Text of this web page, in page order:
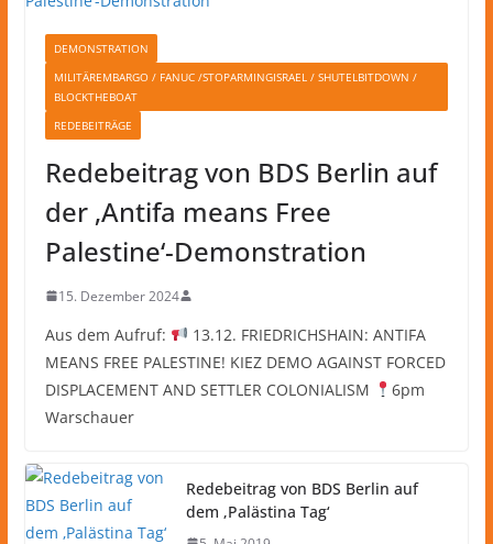
DEMONSTRATION
MILITÄREMBARGO / FANUC /STOPARMINGISRAEL / SHUTELBITDOWN /
BLOCKTHEBOAT
REDEBEITRÄGE
Redebeitrag von BDS Berlin auf
der ‚Antifa means Free
Palestine‘-Demonstration
15. Dezember 2024
Aus dem Aufruf:
13.12. FRIEDRICHSHAIN: ANTIFA
MEANS FREE PALESTINE! KIEZ DEMO AGAINST FORCED
DISPLACEMENT AND SETTLER COLONIALISM
6pm
Warschauer
Redebeitrag von BDS Berlin auf
dem ‚Palästina Tag‘